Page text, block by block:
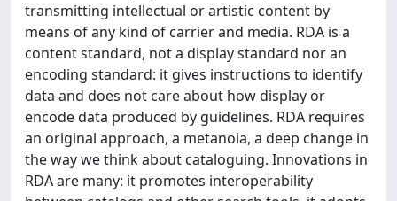
transmitting intellectual or artistic content by
means of any kind of carrier and media. RDA is a
content standard, not a display standard nor an
encoding standard: it gives instructions to identify
data and does not care about how display or
encode data produced by guidelines. RDA requires
an original approach, a metanoia, a deep change in
the way we think about cataloguing. Innovations in
RDA are many: it promotes interoperability